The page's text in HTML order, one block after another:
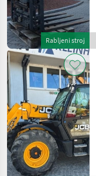
Rabljeni stroj